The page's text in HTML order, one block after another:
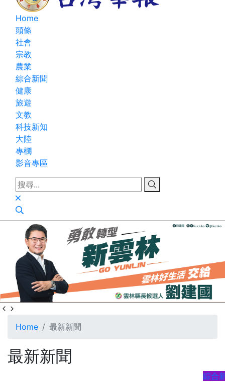
Home
頭條
社會
宗教
農業
綜合新聞
健康
旅遊
文教
科技新知
大陸
專欄
影音專區
Home 最新新聞
最新新聞
綜合